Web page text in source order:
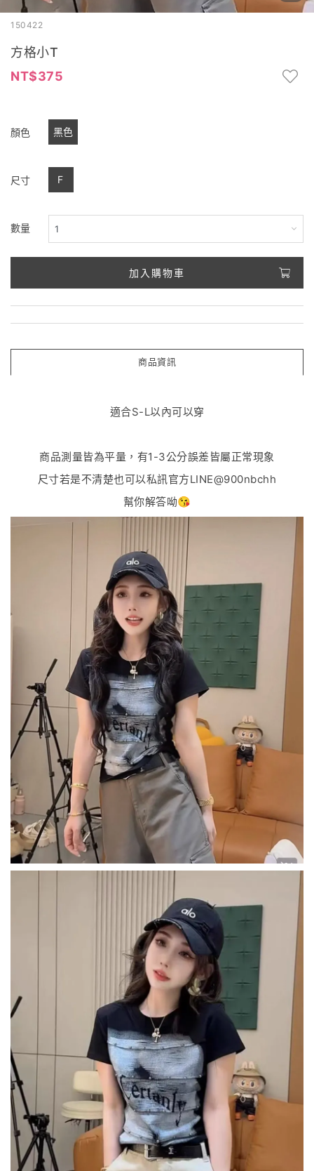
150422
方格小T
375
顏色 黑色
尺寸 F
數量
加入購物車
商品資訊
適合S-L以內可以穿
商品測量皆為平量，有1-3公分誤差皆屬正常現象
尺寸若是不清楚也可以私訊官方LINE@900nbchh
幫你解答呦😘